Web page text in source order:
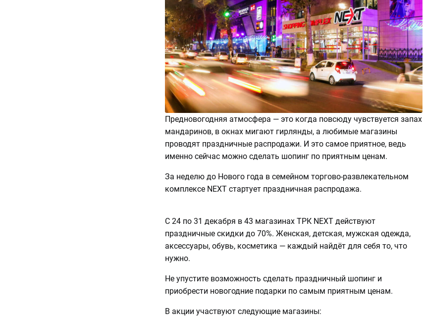
Предновогодняя атмосфера — это когда повсюду чувствуется запах
мандаринов, в окнах мигают гирлянды, а любимые магазины
проводят праздничные распродажи. И это самое приятное, ведь
именно сейчас можно сделать шопинг по приятным ценам.
За неделю до Нового года в семейном торгово-развлекательном
комплексе NEXT стартует праздничная распродажа.
С 24 по 31 декабря в 43 магазинах ТРК NEXT действуют
праздничные скидки до 70%. Женская, детская, мужская одежда,
аксессуары, обувь, косметика — каждый найдёт для себя то, что
нужно.
Не упустите возможность сделать праздничный шопинг и
приобрести новогодние подарки по самым приятным ценам.
В акции участвуют следующие магазины: